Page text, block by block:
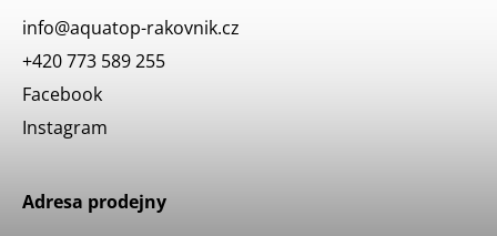
info@aquatop-rakovnik.cz
+420 773 589 255
Facebook
Instagram
Adresa prodejny